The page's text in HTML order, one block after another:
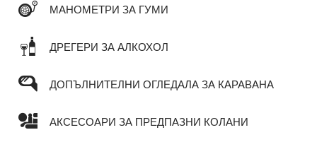
МАНОМЕТРИ ЗА ГУМИ
ДРЕГЕРИ ЗА АЛКОХОЛ
ДОПЪЛНИТЕЛНИ ОГЛЕДАЛА ЗА КАРАВАНА
АКСЕСОАРИ ЗА ПРЕДПАЗНИ КОЛАНИ